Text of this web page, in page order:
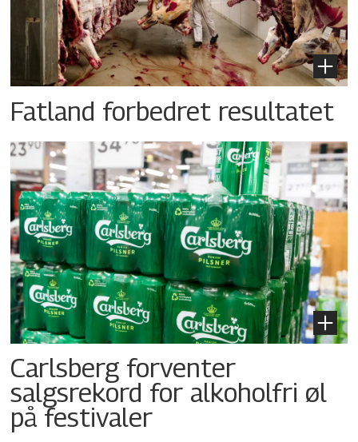
Fatland forbedret resultatet
Carlsberg forventer
salgsrekord for alkoholfri øl
på festivaler